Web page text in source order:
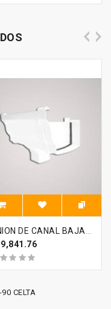
UNION DE CANAL BAJANTE C-90 CELTA
CELTA